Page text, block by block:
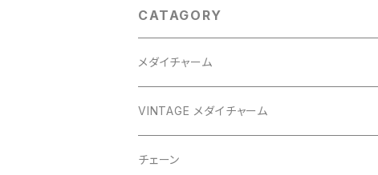
CATAGORY
メダイチャーム
GOLD
GOLD
SILVER
VINTAGE メダイチャーム
CROSS
チェーン